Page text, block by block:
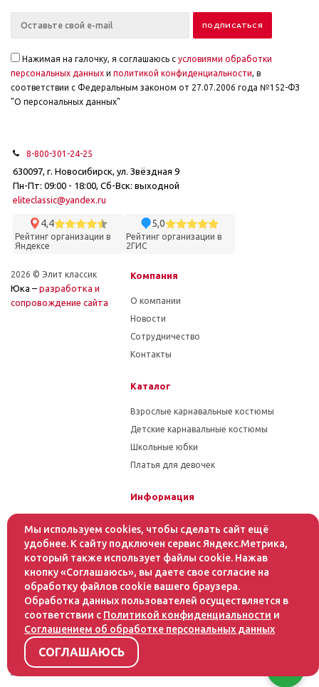
Нажимая на галочку, я соглашаюсь с условиями обработки
персональных данных и политикой конфиденциальности, в
соответствии с Федеральным законом от 27.07.2006 года №152-ФЗ
"О персональных данных"
8-800-301-24-25
630097, г. Новосибирск, ул. Звёздная 9
Пн-Пт: 09:00 - 18:00, Сб-Вск: выходной
eliteclassic@yandex.ru
4,4
Рейтинг организации в
Яндексе
5,0
Рейтинг организации в
2ГИС
2026 © Элит классик
Юка – разработка и
cопровождение сайта
Компания
О компании
Новости
Сотрудничество
Контакты
Каталог
Взрослые карнавальные костюмы
Детские карнавальные костюмы
Школьные юбки
Платья для девочек
Информация
Условия оплаты
Условия доставки
Помощь
Статьи
Как оформить заказ
Мы используем cookies, чтобы сделать сайт ещё
удобнее. К сайту подключен сервис Яндекс.Метрика,
который также использует файлы cookie. Нажав
кнопку «Соглашаюсь», вы даете свое согласие на
обработку файлов cookie вашего браузера.
Обработка данных пользователей осуществляется в
соответствии с Политикой конфиденциальности и
Соглашением об обработке персональных данных
СОГЛАШАЮСЬ